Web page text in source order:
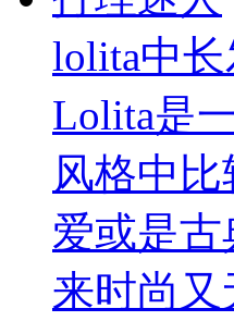
lolita中
Lolita是
风格中
爱或是
来时尚